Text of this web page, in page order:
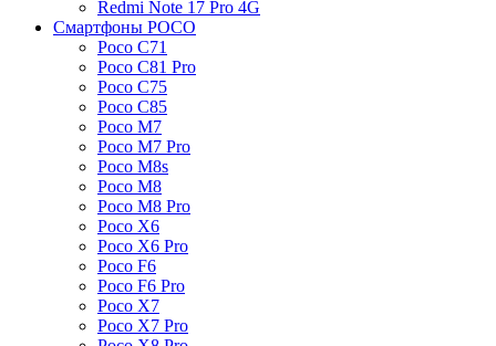
Redmi Note 17 Pro 4G
Смартфоны POCO
Poco C71
Poco C81 Pro
Poco C75
Poco C85
Poco M7
Poco M7 Pro
Poco M8s
Poco M8
Poco M8 Pro
Poco X6
Poco X6 Pro
Poco F6
Poco F6 Pro
Poco X7
Poco X7 Pro